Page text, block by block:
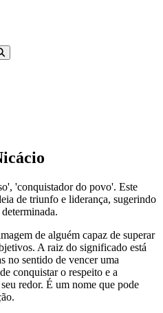
'conquistador do povo'. Este
de triunfo e liderança, sugerindo
de alguém capaz de superar
A raiz do significado está
no sentido de vencer uma
conquistar o respeito e a
redor. É um nome que pode